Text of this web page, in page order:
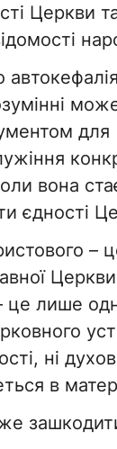
Церкви
для
вона
єдності
–
це лише
ні
в